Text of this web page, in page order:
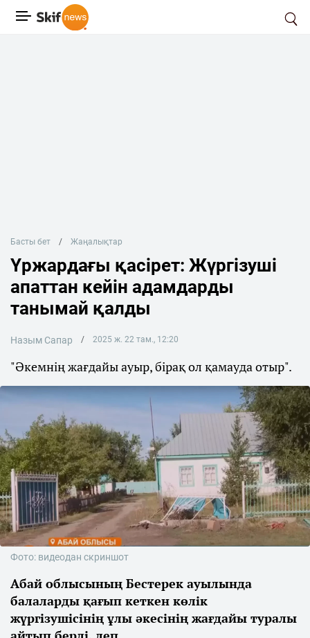
Басты бет Жаңалықтар
Үржардағы қасірет: Жүргізуші
апаттан кейін адамдарды
танымай қалды
Назым Сапар 2025 ж. 22 там., 12:20
"Әкемнің жағдайы ауыр, бірақ ол қамауда отыр".
Фото: видеодан скриншот
Абай облысының Бестерек ауылында
балаларды қағып кеткен көлік
жүргізушісінің ұлы әкесінің жағдайы туралы